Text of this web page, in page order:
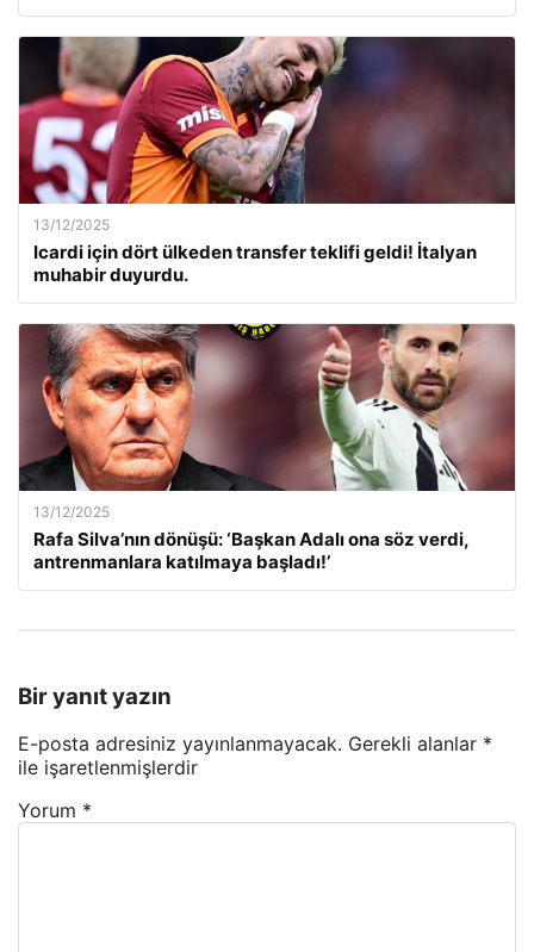
13/12/2025
Icardi için dört ülkeden transfer teklifi geldi! İtalyan
muhabir duyurdu.
13/12/2025
Rafa Silva’nın dönüşü: ‘Başkan Adalı ona söz verdi,
antrenmanlara katılmaya başladı!’
Bir yanıt yazın
E-posta adresiniz yayınlanmayacak. Gerekli alanlar *
ile işaretlenmişlerdir
Yorum *